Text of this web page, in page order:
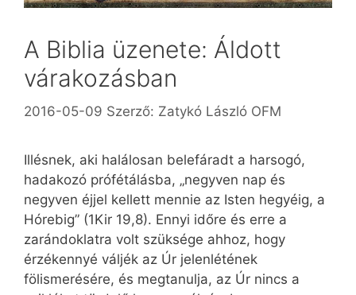
A Biblia üzenete: Áldott
várakozásban
2016-05-09 Szerző: Zatykó László OFM
Illésnek, aki halálosan belefáradt a harsogó,
hadakozó prófétálásba, „negy­ven nap és
negyven éjjel kellett mennie az Isten hegyéig, a
Hórebig” (1Kir 19,8). Ennyi időre és erre a
zarándoklatra volt szüksége ahhoz, hogy
érzékennyé váljék az Úr jelenlétének
fölismerésére, és megtanulja, az Úr nincs a